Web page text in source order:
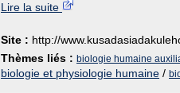
Lire la suite
Site : http://
Thèmes liés : biologie humaine
biologie et physiologie humaine /